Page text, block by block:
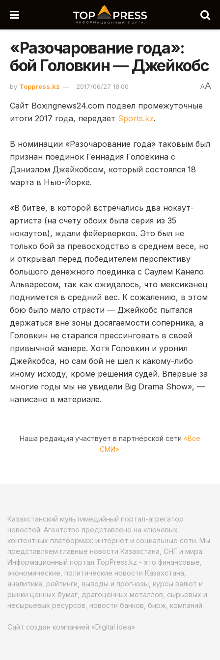
«Разочарование года»:
бой Головкин — Джейкобс
by Toppress.kz 2017/06/27 18:00 AA
Сайт Boxingnews24.com подвел промежуточные
итоги 2017 года, передает Sports.kz.
В номинации «Разочарование года» таковым был
признан поединок Геннадия Головкина с
Дэниэлом Джейкобсом, который состоялся 18
марта в Нью-Йорке.
«В битве, в которой встречались два нокаут-
артиста (на счету обоих была серия из 35
нокаутов), ждали фейерверков. Это был не
только бой за превосходство в среднем весе, но
и открывал перед победителем перспективу
большого денежного поединка с Саулем Канело
Альваресом, так как ожидалось, что мексиканец
поднимется в средний вес. К сожалению, в этом
бою было мало страсти — Джейкобс пытался
держаться вне зоны досягаемости соперника, а
Головкин не старался прессинговать в своей
привычной манере. Хотя Головкин и уронил
Джейкобса, но сам бой не шел к какому-либо
иному исходу, кроме решения судей. Впервые за
многие годы мы не увидели Big Drama Show», —
написано в материале.
Наша редакция участвует в партнёрской сети «Все
СМИ».
Казахстанский мультимедийный портал-агрегатор
новостей. Агентство представлено на ключевых
контентных платформах: интернет и социальные сети. Мы
представляем главные новости Казахстана, СНГ и мира.
Информационный портал TopPress.kz - это финансовые,
экономические, политические новости Казахстана,
аналитика, рейтинги, выводы и прогнозы, курсы валют и
рынки ценных бумаг, драгоценных металлов, сырьевых и
несырьевых ресурсов, новости банков, бирж, компаний.
Сайт создан компанией «Digital idea»